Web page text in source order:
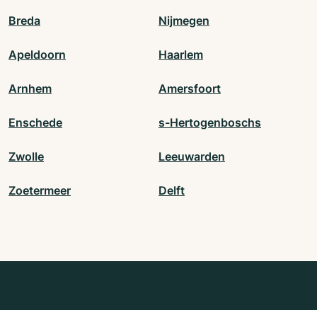
Breda Nijmegen
Apeldoorn Haarlem
Arnhem Amersfoort
Enschede s-Hertogenboschs
Zwolle Leeuwarden
Zoetermeer Delft